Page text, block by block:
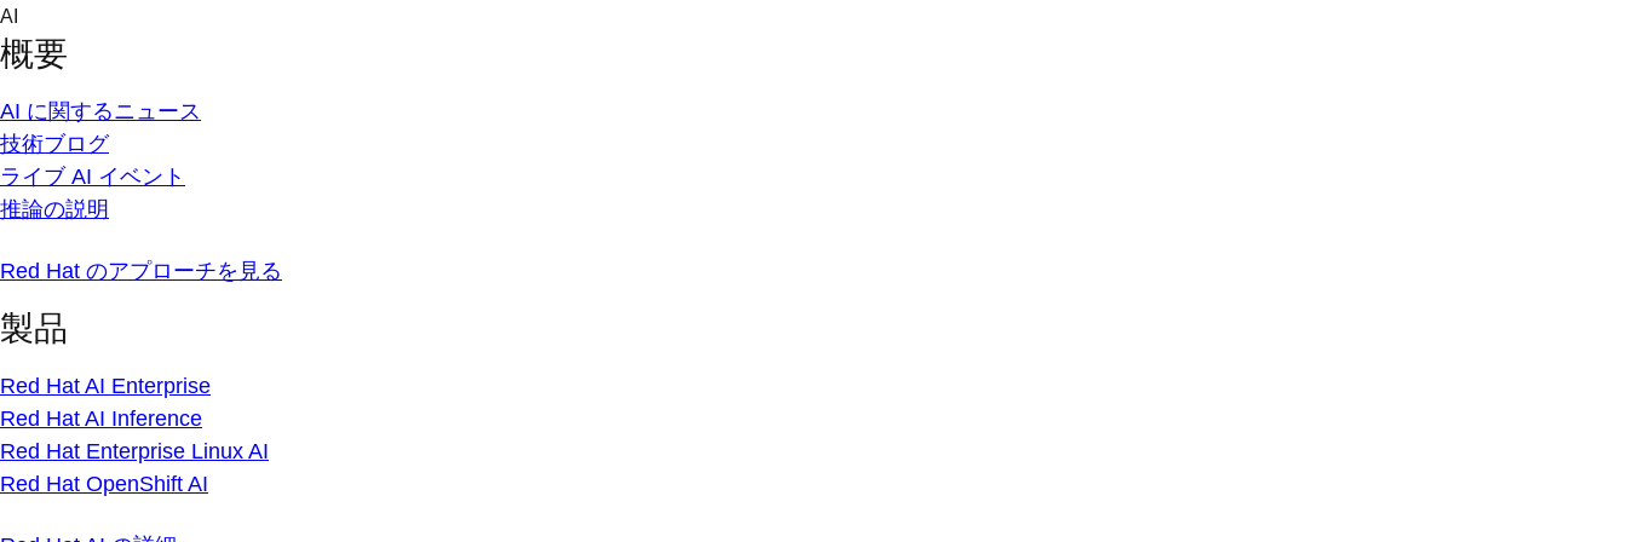
Skip
content
AI
概要
AI に関するニュース
技術ブログ
ライブ AI イベント
推論の説明
Red Hat のアプローチを見る
製品
Red Hat AI Enterprise
Red Hat AI Inference
Red Hat Enterprise Linux AI
Red Hat OpenShift AI